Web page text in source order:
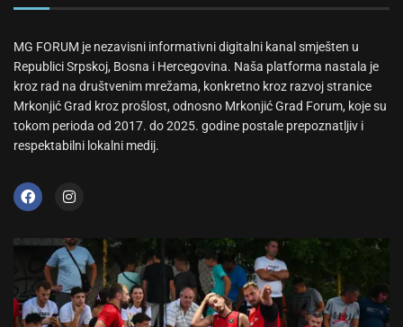
MG FORUM je nezavisni informativni digitalni kanal smješten u
Republici Srpskoj, Bosna i Hercegovina. Naša platforma nastala je
kroz rad na društvenim mrežama, konkretno kroz razvoj stranice
Mrkonjić Grad kroz prošlost, odnosno Mrkonjić Grad Forum, koje su
tokom perioda od 2017. do 2025. godine postale prepoznatljiv i
respektabilni lokalni medij.